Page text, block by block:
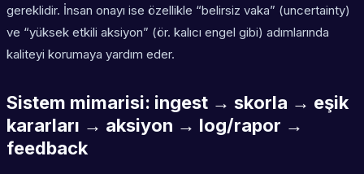
gereklidir. İnsan onayı ise özellikle “belirsiz vaka” (uncertainty)
ve “yüksek etkili aksiyon” (ör. kalıcı engel gibi) adımlarında
kaliteyi korumaya yardım eder.
Sistem mimarisi: ingest → skorla → eşik
kararları → aksiyon → log/rapor →
feedback